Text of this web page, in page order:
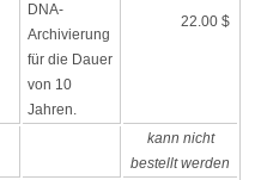
DNA-
Archivierung
für die Dauer
von 10
Jahren.
22.00 $
kann nicht
bestellt werden